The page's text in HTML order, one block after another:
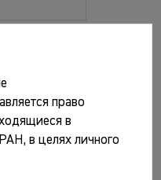
материалов
/ East Manych
of burial sites /
наук, Ин-т
2014. 272 с.
право
в
в целях личного